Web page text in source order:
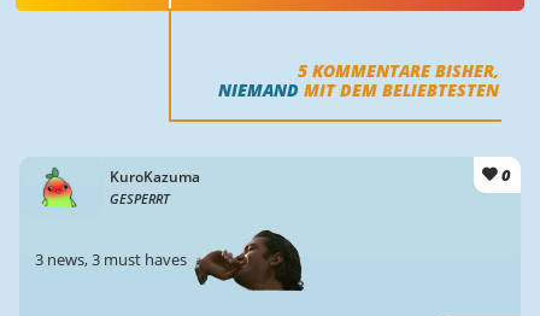
5 KOMMENTARE BISHER,
NIEMAND MIT DEM BELIEBTESTEN
KuroKazuma
GESPERRT
0
3 news, 3 must haves